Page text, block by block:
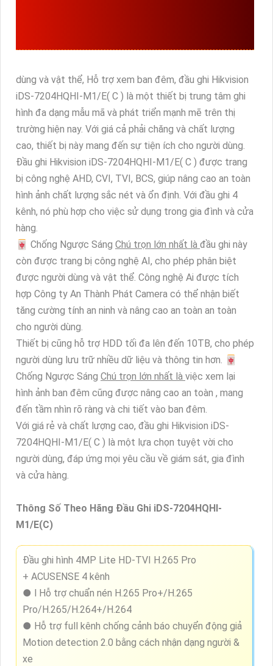
dùng và vật thể, Hỗ trợ xem ban đêm, đầu ghi Hikvision
iDS-7204HQHI-M1/E( C ) là một thiết bị trung tâm ghi
hình đa dạng mẫu mã và phát triển mạnh mẽ trên thị
trường hiện nay. Với giá cả phải chăng và chất lượng
cao, thiết bị này mang đến sự tiện ích cho người dùng.
Đầu ghi Hikvision iDS-7204HQHI-M1/E( C ) được trang
bị công nghệ AHD, CVI, TVI, BCS, giúp nâng cao an toàn
hình ảnh chất lượng sắc nét và ổn định. Với đầu ghi 4
kênh, nó phù hợp cho việc sử dụng trong gia đình và cửa
hàng.
🀄 Chống Ngược Sáng Chú trọn lớn nhất là đầu ghi này
còn được trang bị công nghệ AI, cho phép phân biệt
được người dùng và vật thể. Công nghệ Ai được tích
hợp Công ty An Thành Phát Camera có thể nhận biết
tăng cường tính an ninh và nâng cao an toàn an toàn
cho người dùng.
Thiết bị cũng hỗ trợ HDD tối đa lên đến 10TB, cho phép
người dùng lưu trữ nhiều dữ liệu và thông tin hơn. 🀄
Chống Ngược Sáng Chú trọn lớn nhất là việc xem lại
hình ảnh ban đêm cũng được nâng cao an toàn , mang
đến tầm nhìn rõ ràng và chi tiết vào ban đêm.
Với giá rẻ và chất lượng cao, đầu ghi Hikvision iDS-
7204HQHI-M1/E( C ) là một lựa chọn tuyệt vời cho
người dùng, đáp ứng mọi yêu cầu về giám sát, gia đình
và cửa hàng.
Thông Số Theo Hãng Đầu Ghi iDS-7204HQHI-
M1/E(C)
Đầu ghi hình 4MP Lite HD-TVI H.265 Pro
+ ACUSENSE 4 kênh
● l Hỗ trợ chuẩn nén H.265 Pro+/H.265
Pro/H.265/H.264+/H.264
● Hỗ trợ full kênh chống cảnh báo chuyển động giả
Motion detection 2.0 bằng cách nhận dạng người &
xe